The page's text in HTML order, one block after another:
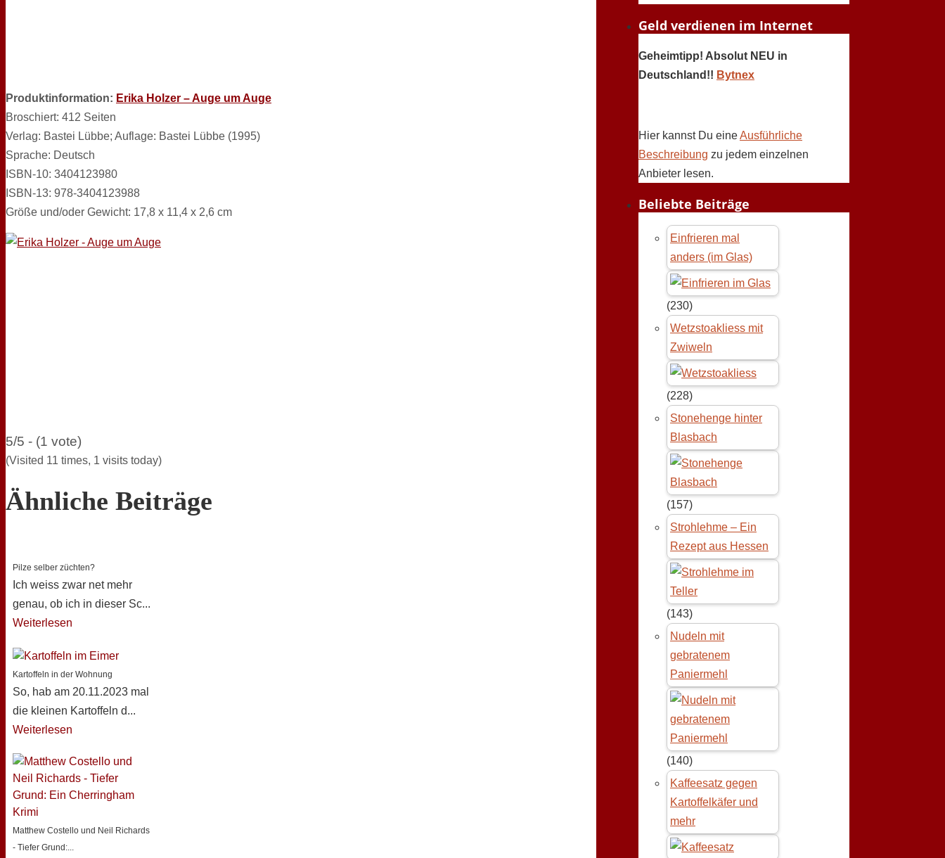
Produktinformation: Erika Holzer – Auge um Auge
Broschiert: 412 Seiten
Verlag: Bastei Lübbe; Auflage: Bastei Lübbe (1995)
Sprache: Deutsch
ISBN-10: 3404123980
ISBN-13: 978-3404123988
Größe und/oder Gewicht: 17,8 x 11,4 x 2,6 cm
5/5 - (1 vote)
(Visited 11 times, 1 visits today)
Ähnliche Beiträge
Pilze selber züchten?
Ich weiss zwar net mehr
genau, ob ich in dieser Sc...
Weiterlesen
Kartoffeln in der Wohnung
So, hab am 20.11.2023 mal
die kleinen Kartoffeln d...
Weiterlesen
Matthew Costello und Neil Richards
- Tiefer Grund:...
Geld verdienen im Internet
Geheimtipp! Absolut NEU in
Deutschland!! Bytnex
Hier kannst Du eineAusführliche
Beschreibung zu jedem einzelnen
Anbieter lesen.
Beliebte Beiträge
Einfrieren mal
anders (im Glas)
(230)
Wetzstoakliess mit
Zwiweln
(228)
Stonehenge hinter
Blasbach
(157)
Strohlehme – Ein
Rezept aus Hessen
(143)
Nudeln mit
gebratenem
Paniermehl
(140)
Kaffeesatz gegen
Kartoffelkäfer und
mehr